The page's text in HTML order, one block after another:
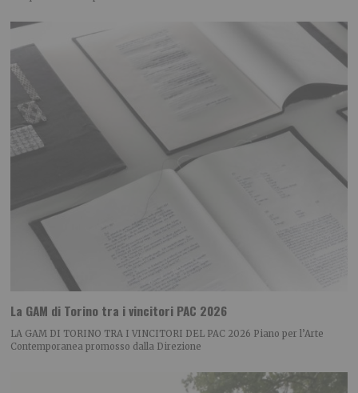
La GAM di Torino tra i vincitori PAC 2026
LA GAM DI TORINO TRA I VINCITORI DEL PAC 2026 Piano per l’Arte
Contemporanea promosso dalla Direzione